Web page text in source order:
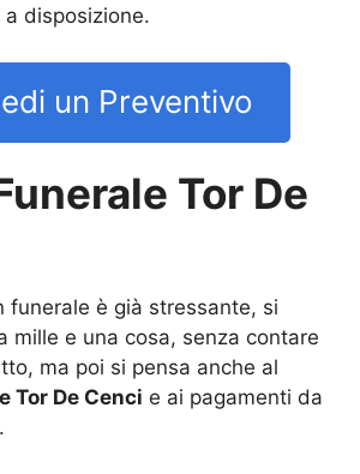
disposizione.
un Preventivo
Tor De
funerale è già stressante, si
mille e una cosa, senza contare
ma poi si pensa anche al
Tor De Cenci e ai pagamenti da